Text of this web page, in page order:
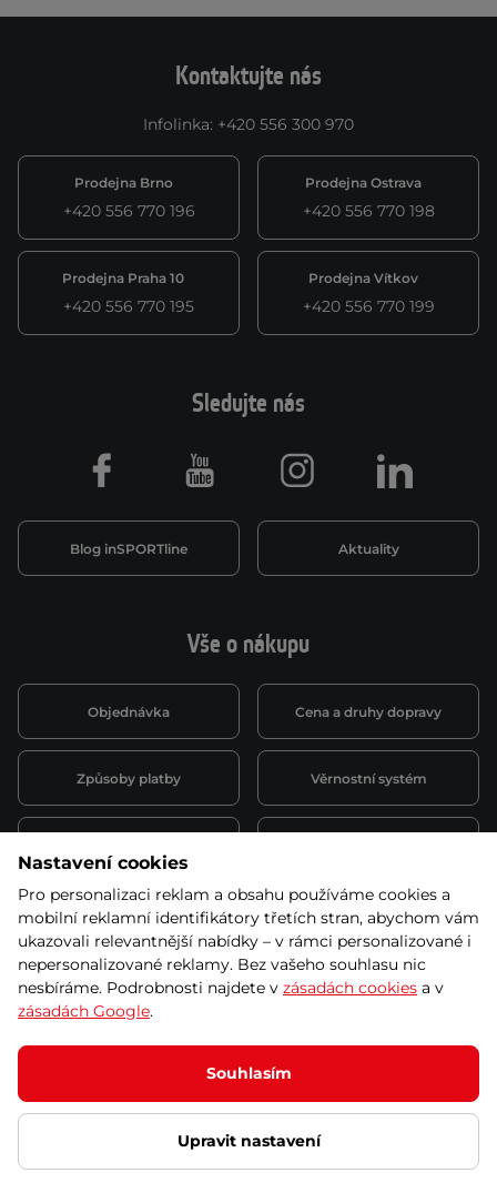
Kontaktujte nás
Infolinka: +420 556 300 970
Prodejna Brno
+420 556 770 196
Prodejna Ostrava
+420 556 770 198
Prodejna Praha 10
+420 556 770 195
Prodejna Vítkov
+420 556 770 199
Vše o nákupu
Objednávka Cena a druhy dopravy
Způsoby platby Věrnostní systém
Půjčovna
obchodní podmínky
Kariéra
Sledujte nás
Blog inSPORTline Aktuality
Facebook Youtube Instagram LinkedIn
© 2026 SEVEN SPORT s.r.o Všechna práva vyhrazena
Podle zákona o evidenci tržeb je prodávající povinen vystavit
kupujícímu účtenku.
Zároveň je povinen zaevidovat přijatou tržbu u správce daně online; v
případě technického výpadku pak nejpozději do 48 hodin.
Ochrana osobních údajů Nastavení cookies Vnitřní oznamovací
systém Prohlášení přístupnosti
Nastavení cookies
Pro personalizaci reklam a obsahu používáme cookies a
mobilní reklamní identifikátory třetích stran, abychom vám
ukazovali relevantnější nabídky – v rámci personalizované i
nepersonalizované reklamy. Bez vašeho souhlasu nic
nesbíráme. Podrobnosti najdete v zásadách cookies a v
zásadách Google.
Souhlasím
Upravit nastavení